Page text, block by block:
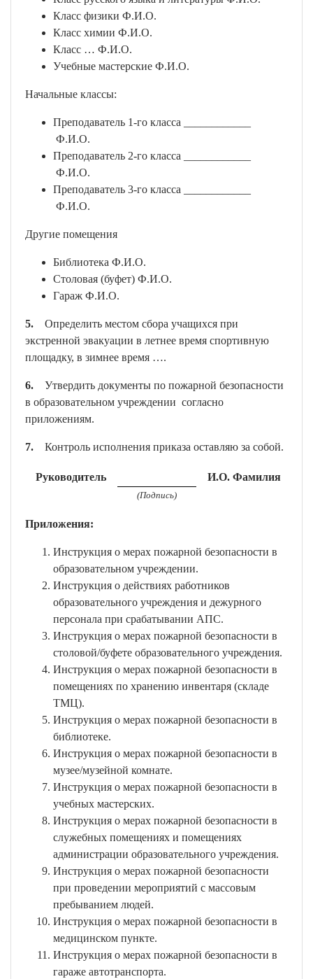
Класс физики Ф.И.О.
Класс химии Ф.И.О.
Класс … Ф.И.О.
Учебные мастерские Ф.И.О.
Начальные классы:
Преподаватель 1-го класса ____________
Ф.И.О.
Преподаватель 2-го класса ____________
Ф.И.О.
Преподаватель 3-го класса ____________
Ф.И.О.
Другие помещения
Библиотека Ф.И.О.
Столовая (буфет) Ф.И.О.
Гараж Ф.И.О.
5. Определить местом сбора учащихся при
экстренной эвакуации в летнее время спортивную
площадку, в зимнее время ….
6. Утвердить документы по пожарной безопасности
в образовательном учреждении согласно
приложениям.
7. Контроль исполнения приказа оставляю за собой.
Руководитель И.О. Фамилия
(Подпись)
Приложения:
Инструкция о мерах пожарной безопасности в
образовательном учреждении.
Инструкция о действиях работников
образовательного учреждения и дежурного
персонала при срабатывании АПС.
Инструкция о мерах пожарной безопасности в
столовой/буфете образовательного учреждения.
Инструкция о мерах пожарной безопасности в
помещениях по хранению инвентаря (складе
ТМЦ).
Инструкция о мерах пожарной безопасности в
библиотеке.
Инструкция о мерах пожарной безопасности в
музее/музейной комнате.
Инструкция о мерах пожарной безопасности в
учебных мастерских.
Инструкция о мерах пожарной безопасности в
служебных помещениях и помещениях
администрации образовательного учреждения.
Инструкция о мерах пожарной безопасности
при проведении мероприятий с массовым
пребыванием людей.
Инструкция о мерах пожарной безопасности в
медицинском пункте.
Инструкция о мерах пожарной безопасности в
гараже автотранспорта.